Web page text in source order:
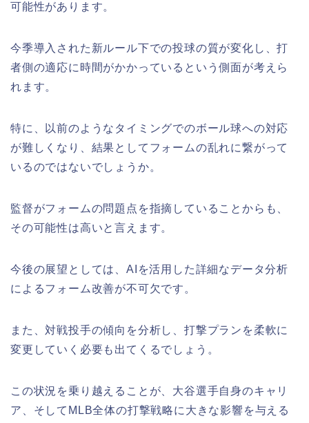
可能性があります。
今季導入された新ルール下での投球の質が変化し、打
者側の適応に時間がかかっているという側面が考えら
れます。
特に、以前のようなタイミングでのボール球への対応
が難しくなり、結果としてフォームの乱れに繋がって
いるのではないでしょうか。
監督がフォームの問題点を指摘していることからも、
その可能性は高いと言えます。
今後の展望としては、AIを活用した詳細なデータ分析
によるフォーム改善が不可欠です。
また、対戦投手の傾向を分析し、打撃プランを柔軟に
変更していく必要も出てくるでしょう。
この状況を乗り越えることが、大谷選手自身のキャリ
ア、そしてMLB全体の打撃戦略に大きな影響を与える